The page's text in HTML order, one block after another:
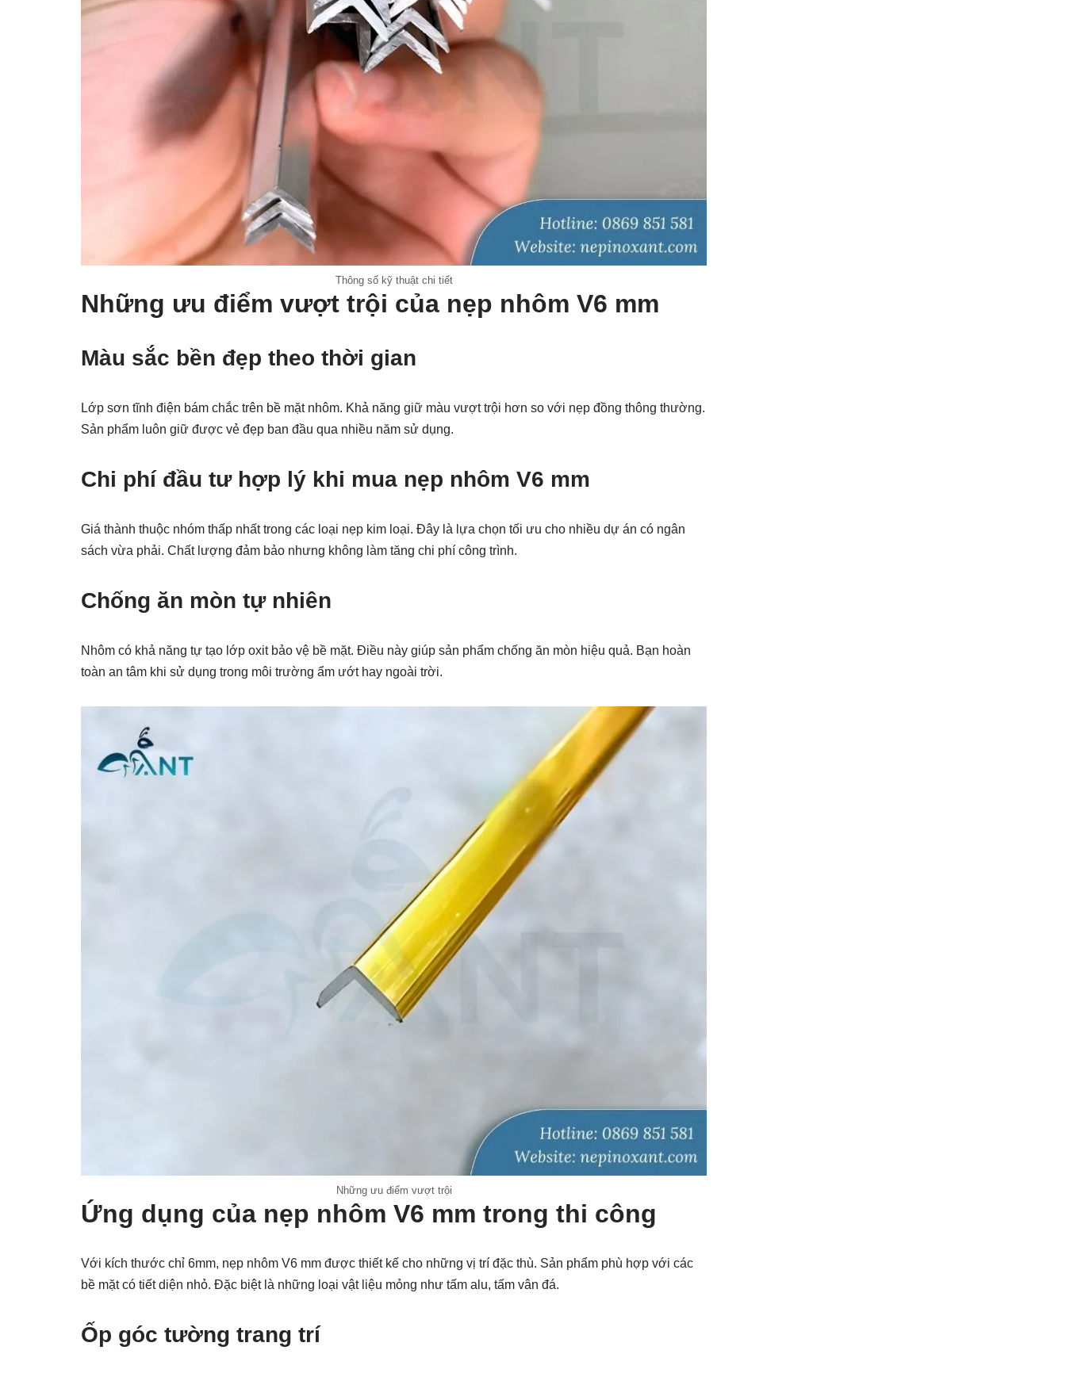
Thông số kỹ thuật chi tiết
Những ưu điểm vượt trội của nẹp nhôm V6 mm
Màu sắc bền đẹp theo thời gian
Lớp sơn tĩnh điện bám chắc trên bề mặt nhôm. Khả năng giữ màu vượt trội hơn so với nẹp đồng thông thường.
Sản phẩm luôn giữ được vẻ đẹp ban đầu qua nhiều năm sử dụng.
Chi phí đầu tư hợp lý khi mua nẹp nhôm V6 mm
Giá thành thuộc nhóm thấp nhất trong các loại nẹp kim loại. Đây là lựa chọn tối ưu cho nhiều dự án có ngân
sách vừa phải. Chất lượng đảm bảo nhưng không làm tăng chi phí công trình.
Chống ăn mòn tự nhiên
Nhôm có khả năng tự tạo lớp oxit bảo vệ bề mặt. Điều này giúp sản phẩm chống ăn mòn hiệu quả. Bạn hoàn
toàn an tâm khi sử dụng trong môi trường ẩm ướt hay ngoài trời.
Những ưu điểm vượt trội
Ứng dụng của nẹp nhôm V6 mm trong thi công
Với kích thước chỉ 6mm, nẹp nhôm V6 mm được thiết kế cho những vị trí đặc thù. Sản phẩm phù hợp với các
bề mặt có tiết diện nhỏ. Đặc biệt là những loại vật liệu mỏng như tấm alu, tấm vân đá.
Ốp góc tường trang trí